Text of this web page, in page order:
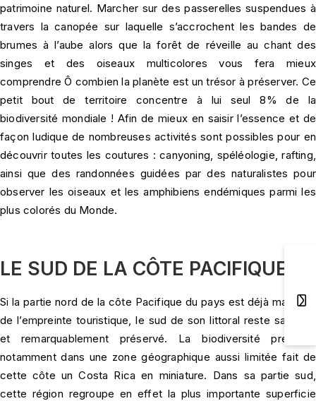
patrimoine naturel. Marcher sur des passerelles suspendues à
travers la canopée sur laquelle s’accrochent les bandes de
brumes à l’aube alors que la forêt de réveille au chant des
singes et des oiseaux multicolores vous fera mieux
comprendre Ô combien la planète est un trésor à préserver. Ce
petit bout de territoire concentre à lui seul 8% de la
biodiversité mondiale ! Afin de mieux en saisir l’essence et de
façon ludique de nombreuses activités sont possibles pour en
découvrir toutes les coutures : canyoning, spéléologie, rafting,
ainsi que des randonnées guidées par des naturalistes pour
observer les oiseaux et les amphibiens endémiques parmi les
plus colorés du Monde.
LE SUD DE LA CÔTE PACIFIQUE
Si la partie nord de la côte Pacifique du pays est déjà marquée
de l’empreinte touristique, le sud de son littoral reste sauvage
et remarquablement préservé. La biodiversité présente
notamment dans une zone géographique aussi limitée fait de
cette côte un Costa Rica en miniature. Dans sa partie sud,
cette région regroupe en effet la plus importante superficie